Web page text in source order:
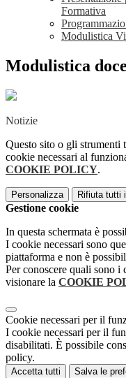
Formativa
Modulistica
Modulistica
Notizie
Questo sito o gli strumenti
cookie necessari al
COOKIE POLICY.
Personalizza Rifiuta tutti
Gestione cookie
In questa schermata è
I cookie necessari sono
piattaforma e non è
Per conoscere quali sono i
visionare la COOKIE
Cookie necessari per il
I cookie necessari per il
disabilitati. È possibile
policy.
Accetta tutti Salva le